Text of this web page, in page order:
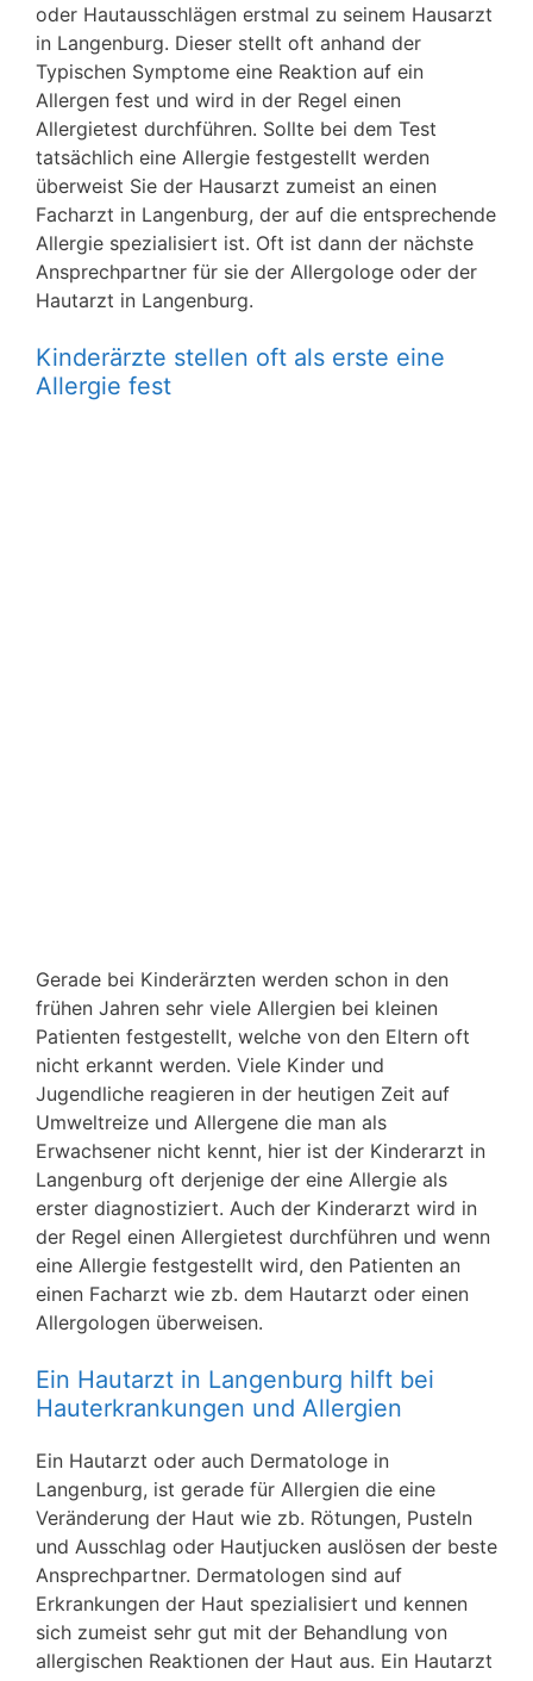
oder Hautausschlägen erstmal zu seinem Hausarzt
in Langenburg. Dieser stellt oft anhand der
Typischen Symptome eine Reaktion auf ein
Allergen fest und wird in der Regel einen
Allergietest durchführen. Sollte bei dem Test
tatsächlich eine Allergie festgestellt werden
überweist Sie der Hausarzt zumeist an einen
Facharzt in Langenburg, der auf die entsprechende
Allergie spezialisiert ist. Oft ist dann der nächste
Ansprechpartner für sie der Allergologe oder der
Hautarzt in Langenburg.
Kinderärzte stellen oft als erste eine
Allergie fest
Gerade bei Kinderärzten werden schon in den
frühen Jahren sehr viele Allergien bei kleinen
Patienten festgestellt, welche von den Eltern oft
nicht erkannt werden. Viele Kinder und
Jugendliche reagieren in der heutigen Zeit auf
Umweltreize und Allergene die man als
Erwachsener nicht kennt, hier ist der Kinderarzt in
Langenburg oft derjenige der eine Allergie als
erster diagnostiziert. Auch der Kinderarzt wird in
der Regel einen Allergietest durchführen und wenn
eine Allergie festgestellt wird, den Patienten an
einen Facharzt wie zb. dem Hautarzt oder einen
Allergologen überweisen.
Ein Hautarzt in Langenburg hilft bei
Hauterkrankungen und Allergien
Ein Hautarzt oder auch Dermatologe in
Langenburg, ist gerade für Allergien die eine
Veränderung der Haut wie zb. Rötungen, Pusteln
und Ausschlag oder Hautjucken auslösen der beste
Ansprechpartner. Dermatologen sind auf
Erkrankungen der Haut spezialisiert und kennen
sich zumeist sehr gut mit der Behandlung von
allergischen Reaktionen der Haut aus. Ein Hautarzt